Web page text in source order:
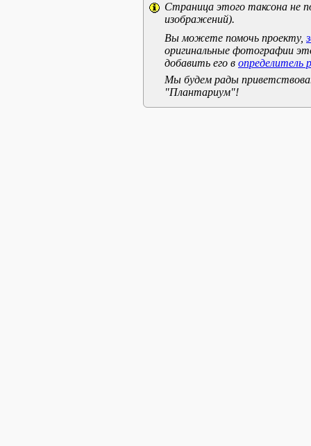
Страница этого таксона не
изображений).
Вы можете помочь проекту,
оригинальные фотографии
добавить его в определитель
Мы будем рады
"Плантариум"!